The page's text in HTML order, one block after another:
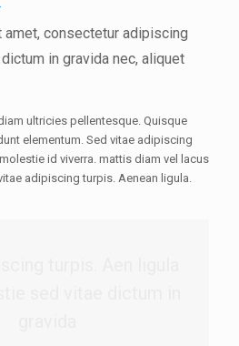
consectetur adipiscing
in gravida nec, aliquet
ultricies pellentesque. Quisque
elementum. Sed vitae adipiscing
id viverra. mattis diam vel lacus
adipiscing turpis. Aenean ligula.
turpis. Aen ligula